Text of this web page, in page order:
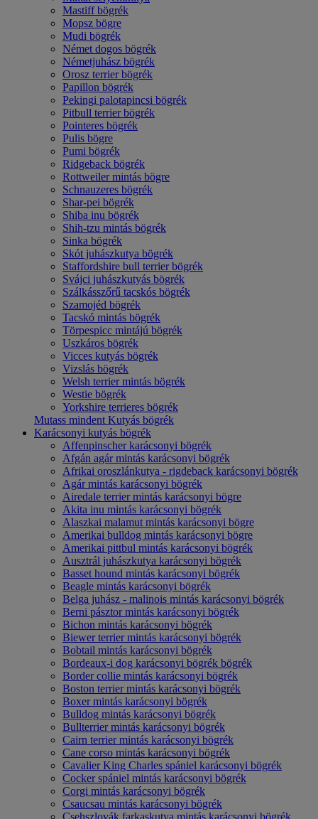
Mastiff bögrék
Mopsz bögre
Mudi bögrék
Német dogos bögrék
Németjuhász bögrék
Orosz terrier bögrék
Papillon bögrék
Pekingi palotapincsi bögrék
Pitbull terrier bögrék
Pointeres bögrék
Pulis bögre
Pumi bögrék
Ridgeback bögrék
Rottweiler mintás bögre
Schnauzeres bögrék
Shar-pei bögrék
Shiba inu bögrék
Shih-tzu mintás bögrék
Sinka bögrék
Skót juhászkutya bögrék
Staffordshire bull terrier bögrék
Svájci juhászkutyás bögrék
Szálkásszőrű tacskós bögrék
Szamojéd bögrék
Tacskó mintás bögrék
Törpespicc mintájú bögrék
Uszkáros bögrék
Vicces kutyás bögrék
Vizslás bögrék
Welsh terrier mintás bögrék
Westie bögrék
Yorkshire terrieres bögrék
Mutass mindent Kutyás bögrék
Karácsonyi kutyás bögrék
Affenpinscher karácsonyi bögrék
Afgán agár mintás karácsonyi bögrék
Afrikai oroszlánkutya - rigdeback karácsonyi bögrék
Agár mintás karácsonyi bögrék
Airedale terrier mintás karácsonyi bögre
Akita inu mintás karácsonyi bögrék
Alaszkai malamut mintás karácsonyi bögre
Amerikai bulldog mintás karácsonyi bögre
Amerikai pittbul mintás karácsonyi bögrék
Ausztrál juhászkutya karácsonyi bögrék
Basset hound mintás karácsonyi bögrék
Beagle mintás karácsonyi bögrék
Belga juhász - malinois mintás karácsonyi bögrék
Berni pásztor mintás karácsonyi bögrék
Bichon mintás karácsonyi bögrék
Biewer terrier mintás karácsonyi bögrék
Bobtail mintás karácsonyi bögrék
Bordeaux-i dog karácsonyi bögrék bögrék
Border collie mintás karácsonyi bögrék
Boston terrier mintás karácsonyi bögrék
Boxer mintás karácsonyi bögrék
Bulldog mintás karácsonyi bögrék
Bullterrier mintás karácsonyi bögrék
Cairn terrier mintás karácsonyi bögrék
Cane corso mintás karácsonyi bögrék
Cavalier King Charles spániel karácsonyi bögrék
Cocker spániel mintás karácsonyi bögrék
Corgi mintás karácsonyi bögrék
Csaucsau mintás karácsonyi bögrék
Csehszlovák farkaskutya mintás karácsonyi bögrék